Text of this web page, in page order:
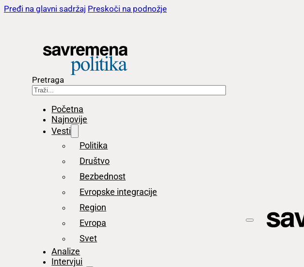
Pređi na glavni sadržaj Preskoči na podnožje
Pretraga
Početna
Najnovije
Vesti
Politika
Društvo
Bezbednost
Evropske integracije
Region
Evropa
Svet
Analize
Intervjui